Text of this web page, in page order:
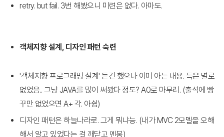
retry. but fail. 3번 해봤으니 미련은 없다. 아마도.
객체지향 설계, 디자인 패턴 숙련
'객체지향 프로그래밍 설계' 듣긴 했으나 이미 아는 내용. 득은 별로
없었음.. 그냥 JAVA를 많이 써봤다 정도? A0로 마무리. (출석에 빵
꾸만 없었으면 A+ 각. 아쉽)
디자인 패턴은 하늘나라로. 그게 뭐냐능. (내가 MVC 2모델을 오해
해서 알고 있었다는 걸 깨닫고 멘붕)